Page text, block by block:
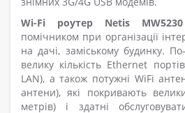
Wi-Fi роутер Netis MW5230
помічником при організації
на дачі, заміському будинку.
велику кількість Ethernet
LAN), а також потужні WiFi
антени), які покривають
метрів) і здатні